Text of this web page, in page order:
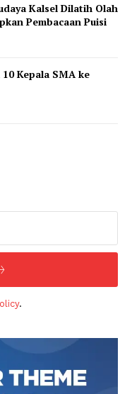
Kalsel Dilatih Olah
Pembacaan Puisi
Kepala SMA ke
.